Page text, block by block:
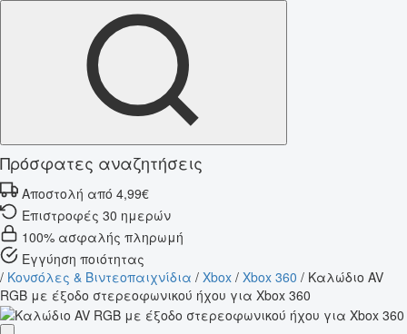
Πρόσφατες αναζητήσεις
Αποστολή από 4,99€
Επιστροφές 30 ημερών
100% ασφαλής πληρωμή
Εγγύηση ποιότητας
/ Κονσόλες & Βιντεοπαιχνίδια / Xbox / Xbox 360 / Καλώδιο AV
RGB με έξοδο στερεοφωνικού ήχου για Xbox 360